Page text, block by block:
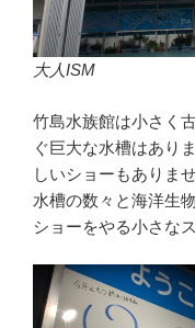
大人ISM
竹島水族館は小さく
ぐ巨大な水槽はあり
しいショーもありま
水槽の数々と海洋生
ショーをやる小さな